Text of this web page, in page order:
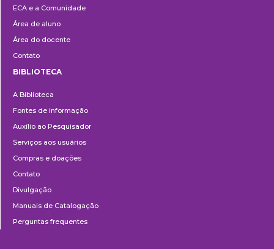
ECA e a Comunidade
Área de aluno
Área do docente
Contato
BIBLIOTECA
A Biblioteca
Fontes de informação
Auxílio ao Pesquisador
Serviços aos usuários
Compras e doações
Contato
Divulgação
Manuais de Catalogação
Perguntas frequentes